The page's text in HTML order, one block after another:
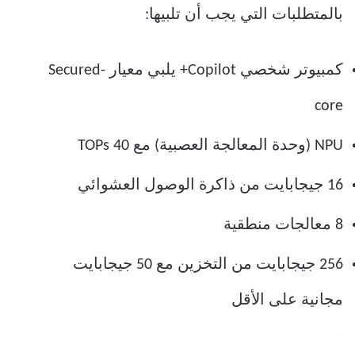
بالمتطلبات التي يجب أن تلبيها:
كمبيوتر شخصي Copilot+ يلبي معيار Secured-
core
NPU (وحدة المعالجة العصبية) مع 40 TOPs
16 جيجابايت من ذاكرة الوصول العشوائي
8 معالجات منطقية
256 جيجابايت من التخزين مع 50 جيجابايت
مجانية على الأقل